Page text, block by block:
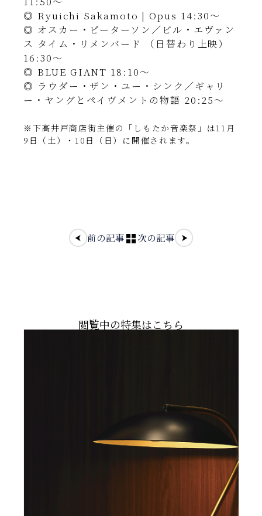
◎ Ryuichi Sakamoto | Opus 14:30〜
◎ オスカー・ピーターソン／ビル・エヴァン
ス タイム・リメンバード （日替わり上映）
16:30〜
◎ BLUE GIANT 18:10〜
◎ ラウダー・ザン・ユー・シンク／ギャリ
ー・ヤングとペイヴメントの物語 20:25〜
※下高井戸商店街主催の「しもたか音楽祭」は11月
9日（土）・10日（日）に開催されます。
前の記事 次の記事
閲覧中の特集はこちら